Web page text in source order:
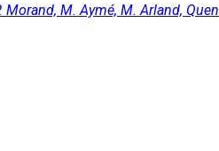
M. Aymé, M. Arland,